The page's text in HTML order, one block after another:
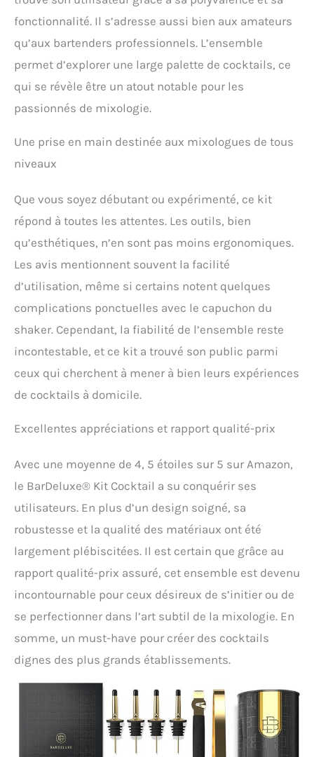
fonctionnalité. Il s’adresse aussi bien aux amateurs
qu’aux bartenders professionnels. L’ensemble
permet d’explorer une large palette de cocktails, ce
qui se révèle être un atout notable pour les
passionnés de mixologie.
Une prise en main destinée aux mixologues de tous
niveaux
Que vous soyez débutant ou expérimenté, ce kit
répond à toutes les attentes. Les outils, bien
qu’esthétiques, n’en sont pas moins ergonomiques.
Les avis mentionnent souvent la facilité
d’utilisation, même si certains notent quelques
complications ponctuelles avec le capuchon du
shaker. Cependant, la fiabilité de l’ensemble reste
incontestable, et ce kit a trouvé son public parmi
ceux qui cherchent à mener à bien leurs expériences
de cocktails à domicile.
Excellentes appréciations et rapport qualité-prix
Avec une moyenne de 4, 5 étoiles sur 5 sur Amazon,
le BarDeluxe® Kit Cocktail a su conquérir ses
utilisateurs. En plus d’un design soigné, sa
robustesse et la qualité des matériaux ont été
largement plébiscitées. Il est certain que grâce au
rapport qualité-prix assuré, cet ensemble est devenu
incontournable pour ceux désireux de s’initier ou de
se perfectionner dans l’art subtil de la mixologie. En
somme, un must-have pour créer des cocktails
dignes des plus grands établissements.